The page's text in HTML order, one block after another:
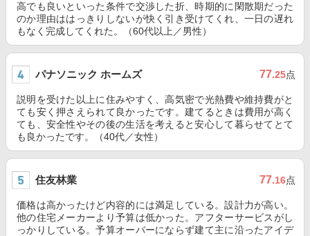
高でも良いといった条件で交渉した折、時期的に閑散期だった
のか理由ははっきりしないが快く引き受けてくれ、一日の遅れ
もなく完成してくれた。（60代以上／男性）
パナソニック ホームズ 77.25点
説明を受けた以上に住みやすく、高気密で光熱費や維持費がと
ても安く押さえられて良かったです。建てるときは費用が高く
ても、安全性やその後の生活を考えると安心して暮らせてとて
も良かったです。（40代／女性）
住友林業 77.16点
価格は高かったけど内容的には満足している。設計力が高い。
他の住宅メーカーより予算は低かった。アフターサービスがし
っかりしている。予算オーバーにならず建て主に沿ったアイデ